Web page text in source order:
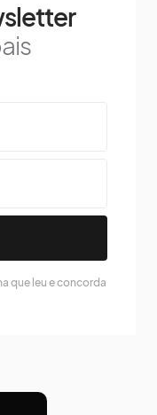
que leu e concorda